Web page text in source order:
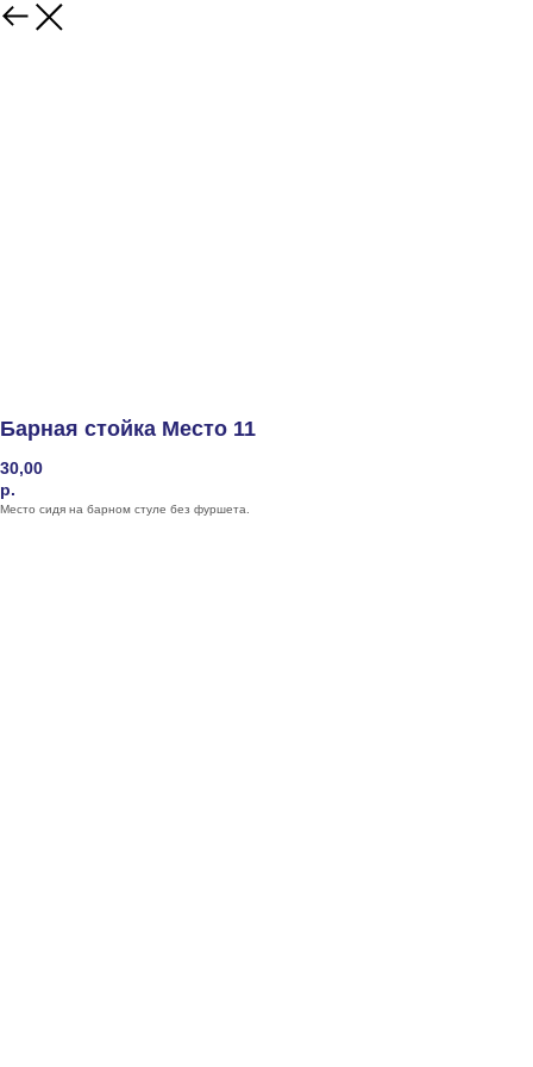
Барная стойка Место 11
30,00
р.
Место сидя на барном стуле без фуршета.